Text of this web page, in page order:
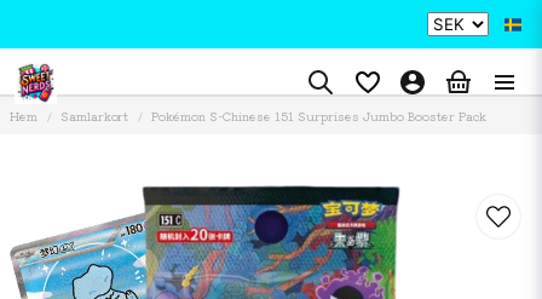
Hem Samlarkort Pokémon S-Chinese 151 Surprises Jumbo Booster Pack